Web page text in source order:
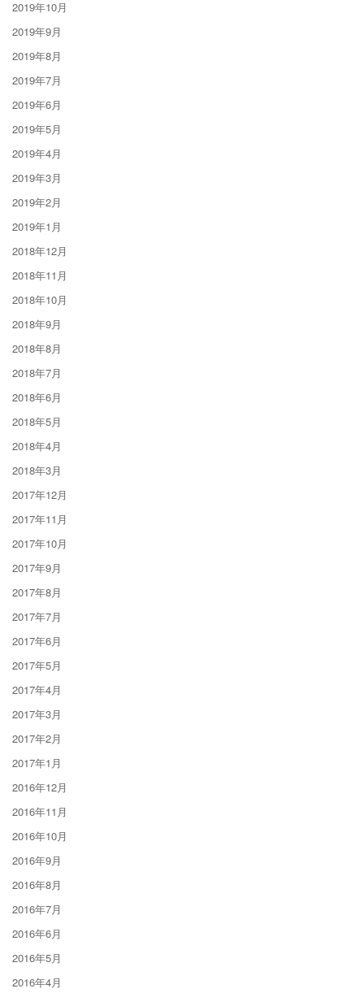
2019年10月
2019年9月
2019年8月
2019年7月
2019年6月
2019年5月
2019年4月
2019年3月
2019年2月
2019年1月
2018年12月
2018年11月
2018年10月
2018年9月
2018年8月
2018年7月
2018年6月
2018年5月
2018年4月
2018年3月
2017年12月
2017年11月
2017年10月
2017年9月
2017年8月
2017年7月
2017年6月
2017年5月
2017年4月
2017年3月
2017年2月
2017年1月
2016年12月
2016年11月
2016年10月
2016年9月
2016年8月
2016年7月
2016年6月
2016年5月
2016年4月